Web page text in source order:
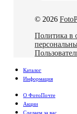
© 2026
Политика в
Каталог
Информация
О ФотоПочте
Акции
Сделаем за вас